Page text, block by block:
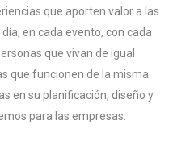
que aporten valor a las
en cada evento, con cada
que vivan de igual
que funcionen de la misma
en su planificación, diseño y
para las empresas: